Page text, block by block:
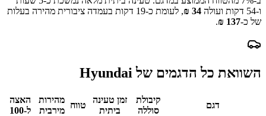
ו-54 דקות
ועולה 34
₪, לעומת כ-19 דקות בעמדה ציבורית מהירה בעלות
של כ-137
₪
.
השוואת כל הדגמים של Hyundai
דגם
קיבולת
סוללה
זמן טעינה
ביתית
טווח
מהירות
מירבית
האצה
ל-100